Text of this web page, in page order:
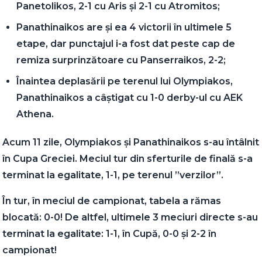
Panetolikos, 2-1 cu Aris și 2-1 cu Atromitos;
Panathinaikos are și ea 4 victorii în ultimele 5
etape, dar punctajul i-a fost dat peste cap de
remiza surprinzătoare cu Panserraikos, 2-2;
Înaintea deplasării pe terenul lui Olympiakos,
Panathinaikos a câștigat cu 1-0 derby-ul cu AEK
Athena.
Acum 11 zile, Olympiakos și Panathinaikos s-au întâlnit
în Cupa Greciei. Meciul tur din sferturile de finală s-a
terminat la egalitate, 1-1, pe terenul ”verzilor”.
În tur, în meciul de campionat, tabela a rămas
blocată: 0-0! De altfel, ultimele 3 meciuri directe s-au
terminat la egalitate: 1-1, în Cupă, 0-0 și 2-2 în
campionat!